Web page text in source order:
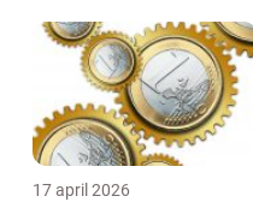
17 april 2026